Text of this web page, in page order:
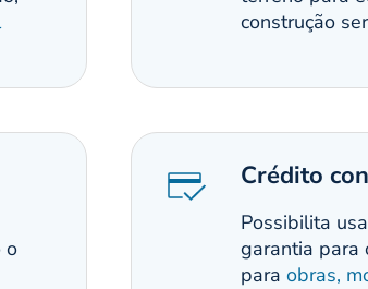
construção
o
Crédito
Possibilita
garantia para
para obras,